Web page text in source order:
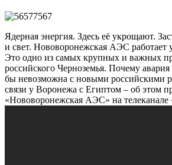
Ядерная энергия. Здесь её укрощают.
и свет. Нововоронежская АЭС работает
Это одно из самых крупных и важных
российского Черноземья. Почему
бы невозможна с новыми российскими
связи у Воронежа с Египтом – об этом
«Нововоронежская АЭС» на телеканале